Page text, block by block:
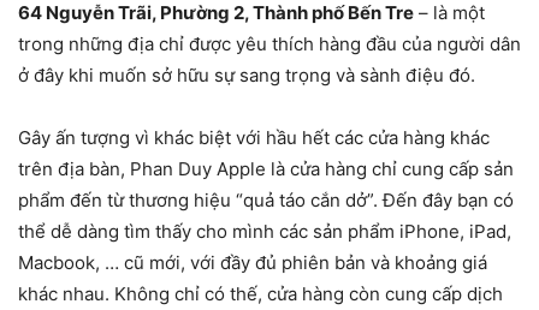
64 Nguyễn Trãi, Phường 2, Thành phố Bến Tre – là một
trong những địa chỉ được yêu thích hàng đầu của người dân
ở đây khi muốn sở hữu sự sang trọng và sành điệu đó.
Gây ấn tượng vì khác biệt với hầu hết các cửa hàng khác
trên địa bàn, Phan Duy Apple là cửa hàng chỉ cung cấp sản
phẩm đến từ thương hiệu “quả táo cắn dở”. Đến đây bạn có
thể dễ dàng tìm thấy cho mình các sản phẩm iPhone, iPad,
Macbook, … cũ mới, với đầy đủ phiên bản và khoảng giá
khác nhau. Không chỉ có thế, cửa hàng còn cung cấp dịch